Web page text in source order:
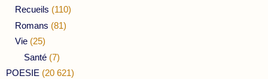
Recueils (110)
Romans (81)
Vie (25)
Santé (7)
POESIE (20 621)